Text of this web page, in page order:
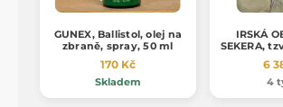
GUNEX, Ballistol, olej na
zbraně, spray, 50 ml
170 Kč
Skladem
IRSKÁ
SEKERA,
6
4